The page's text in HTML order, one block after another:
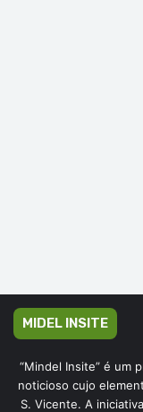
MIDEL INSITE
“Mindel Insite” é um
noticioso cujo
S. Vicente. A